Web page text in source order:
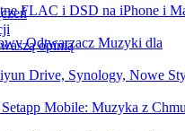
FLAC i DSD na iPhone i
Odtwarzacz Muzyki dla
Drive, Synology, Nowe
Mobile: Muzyka z
opinią